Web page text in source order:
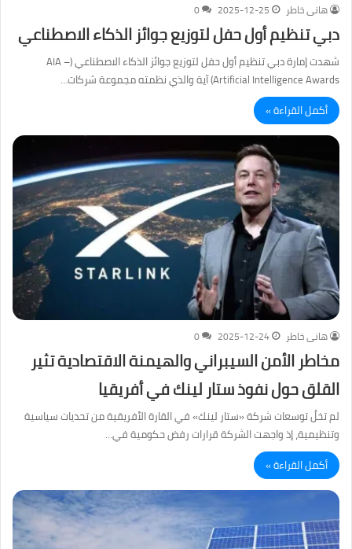
هانى خاطر 2025-12-25
0
دبي تنظيم أول حفل لتوزيع جوائز الذكاء الاصطناعي
شهدت إمارة دبي تنظيم أول حفل لتوزيع جوائز الذكاء الاصطناعي (AIA –
Artificial Intelligence Awards) آية والذي نظمته مجموعة شركات…
أكمل القراءة »
هانى خاطر 2025-12-24
0
مخاطر الأمن السيبراني والهيمنة الاقتصادية تثير
القلق حول نفوذ ستار لينك في أفريقيا
لم تخلُ توسعات شركة «ستار لينك» في القارة الأفريقية من تحديات سياسية
وتنظيمية، إذ واجهت الشركة قرارات رفض حكومية في…
أكمل القراءة »